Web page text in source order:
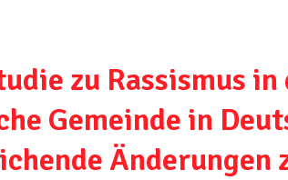
zu Rassismus
Gemeinde in
Änderungen